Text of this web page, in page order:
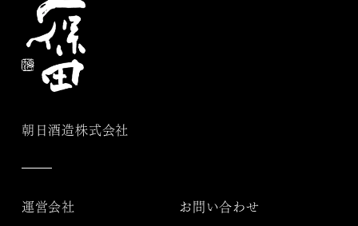
朝日酒造株式会社
運営会社 お問い合わせ